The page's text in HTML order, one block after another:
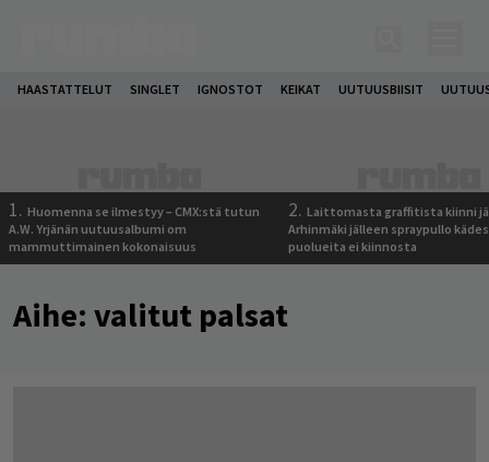
HAASTATTELUT SINGLET IGNOSTOT KEIKAT UUTUUSBIISIT
1. Huomenna se ilmestyy – CMX:stä tutun
A.W. Yrjänän uutuusalbumi om
mammuttimainen kokonaisuus
2. Laittomasta graffitista kiinni
Arhinmäki jälleen spraypullo
puolueita ei kiinnosta
Aihe: valitut palsat